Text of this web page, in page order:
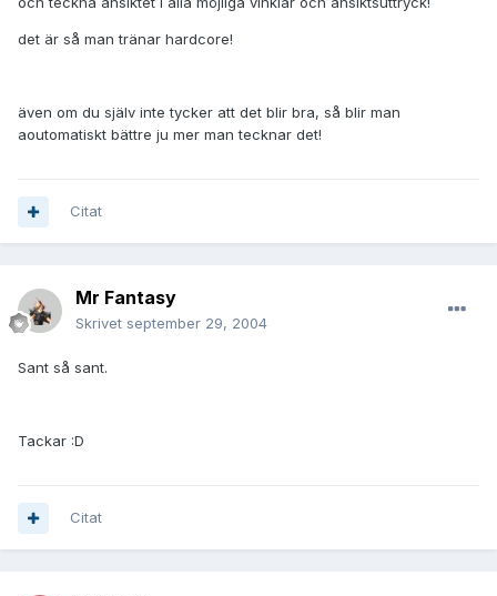
det är så man tränar hardcore!
även om du själv inte tycker att det blir bra, så blir man
aoutomatiskt bättre ju mer man tecknar det!
Citat
Mr Fantasy
Skrivet september 29, 2004
Sant så sant.
Tackar :D
Citat